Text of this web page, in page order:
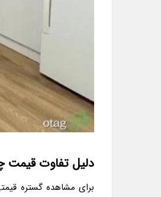
دلیل تفاوت
برای مشاهده گستره